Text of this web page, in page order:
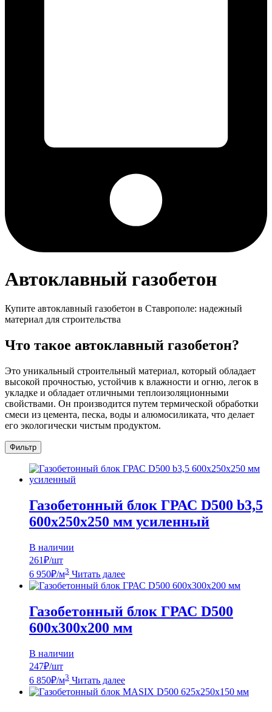
Автоклавный газобетон
Купите автоклавный газобетон в Ставрополе: надежный
материал для строительства
Что такое автоклавный газобетон?
Это уникальный строительный материал, который обладает
высокой прочностью, устойчив к влажности и огню, легок в
укладке и обладает отличными теплоизоляционными
свойствами. Он производится путем термической обработки
смеси из цемента, песка, воды и алюмосиликата, что делает
его экологически чистым продуктом.
Фильтр
Газобетонный блок ГРАС D500 b3,5
600х250х250 мм усиленный
В наличии
261₽/шт
6 950₽/м3 Читать далее
Газобетонный блок ГРАС D500
600х300х200 мм
В наличии
247₽/шт
6 850₽/м3 Читать далее